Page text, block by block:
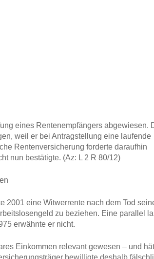
eines Rentenempfängers abgewiesen.
weil er bei Antragstellung eine laufende
Rentenversicherung forderte daraufhin
nun bestätigte. (Az: L 2 R 80/12)
2001 eine Witwerrente nach dem Tod
zu beziehen. Eine parallel
erwähnte er nicht.
Einkommen relevant gewesen – und
bewilligte deshalb